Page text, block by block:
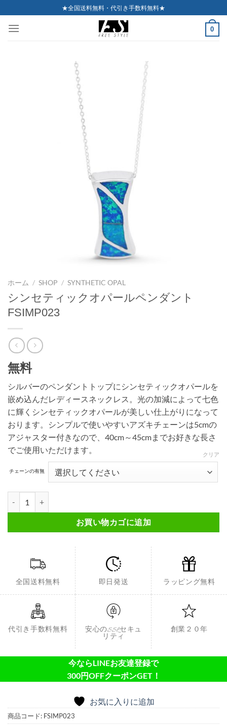
to
content
★全国送料無料・代引き手数料無料★
0
ホーム / SHOP / SYNTHETIC OPAL
シンセティックオパールペンダント
FSIMP023
無料
シルバーのペンダントトップにシンセティックオパールを
嵌め込んだレディースネックレス。光の加減によって七色
に輝くシンセティックオパールが美しい仕上がりになって
おります。シンプルで使いやすいアズキチェーンは5cmの
アジャスター付きなので、40cm～45cmまでお好きな長さ
でご使用いただけます。
チェーンの有無
クリア
お買い物カゴに追加
全国送料無料 即日発送 ラッピング無料
代引き手数料無料
安心のSSLセキュ
リティ
創業２０年
今ならLINEお友達登録で
300円OFFクーポンGET！
お気に入りに追加
商品コード: FSIMP023